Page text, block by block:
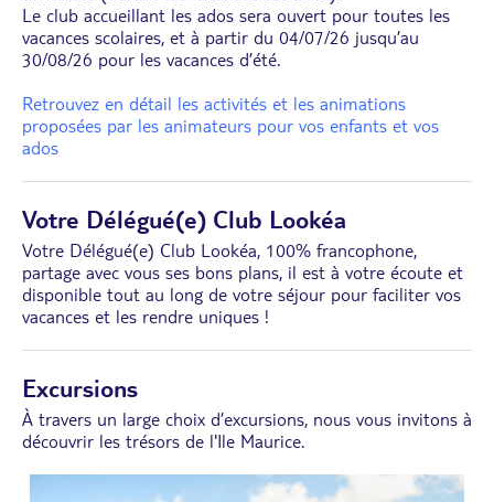
Le club accueillant les ados sera ouvert pour toutes les
vacances scolaires, et à partir du 04/07/26 jusqu’au
30/08/26 pour les vacances d’été.
Retrouvez en détail les activités et les animations
proposées par les animateurs pour vos enfants et vos
ados
Votre Délégué(e) Club Lookéa
Votre Délégué(e) Club Lookéa, 100% francophone,
partage avec vous ses bons plans, il est à votre écoute et
disponible tout au long de votre séjour pour faciliter vos
vacances et les rendre uniques !
Excursions
À travers un large choix d’excursions, nous vous invitons à
découvrir les trésors de l'Ile Maurice.